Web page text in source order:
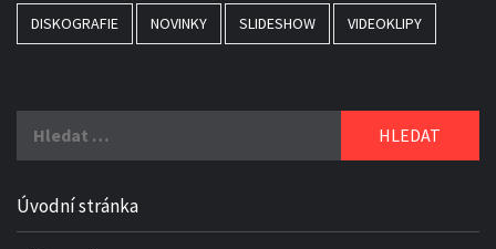
DISKOGRAFIE NOVINKY SLIDESHOW VIDEOKLIPY
Úvodní stránka